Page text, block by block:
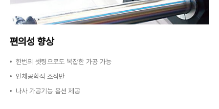
편의성 향상
한번의 셋팅으로도 복잡한 가공 가능
인체공학적 조작반
나사 가공기능 옵션 제공